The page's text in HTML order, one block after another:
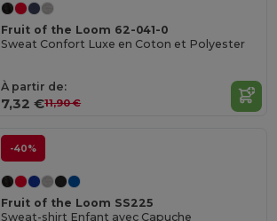
Fruit of the Loom 62-041-0
Sweat Confort Luxe en Coton et Polyester
À partir de:
7,32 €11,90 €
-40%
Fruit of the Loom SS225
Sweat-shirt Enfant avec Capuche